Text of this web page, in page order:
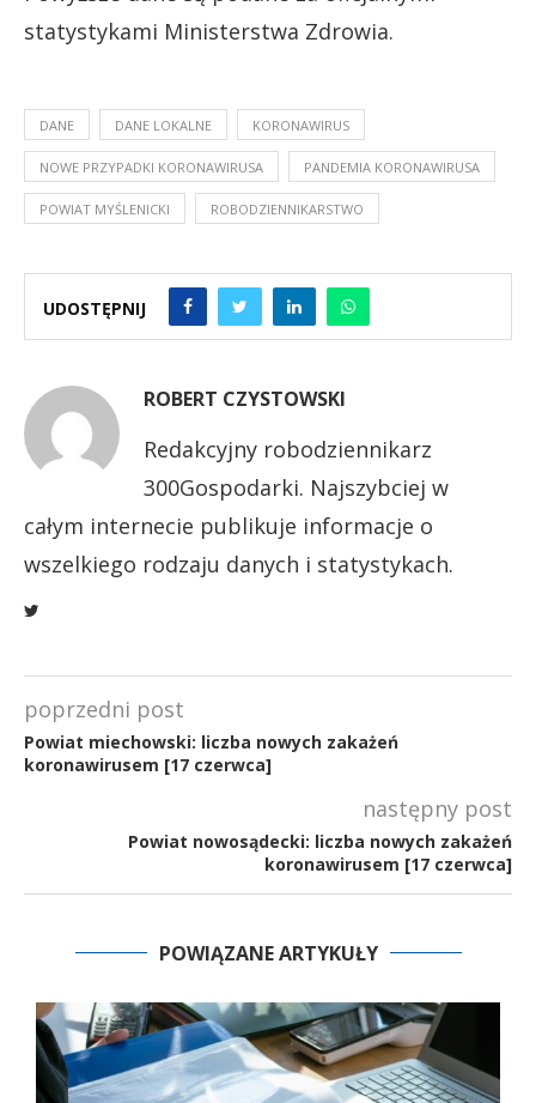
statystykami Ministerstwa Zdrowia.
DANE DANE LOKALNE KORONAWIRUS
NOWE PRZYPADKI KORONAWIRUSA PANDEMIA KORONAWIRUSA
POWIAT MYŚLENICKI ROBODZIENNIKARSTWO
UDOSTĘPNIJ
ROBERT CZYSTOWSKI
Redakcyjny robodziennikarz
300Gospodarki. Najszybciej w
całym internecie publikuje informacje o
wszelkiego rodzaju danych i statystykach.
poprzedni post
Powiat miechowski: liczba nowych zakażeń
koronawirusem [17 czerwca]
następny post
Powiat nowosądecki: liczba nowych zakażeń
koronawirusem [17 czerwca]
POWIĄZANE ARTYKUŁY